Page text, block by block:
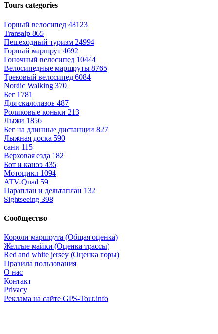
Tours categories
Горный велосипед 48123
Transalp 865
Пешеходный туризм 24994
Горный маршрут 4692
Гоночный велосипед 10444
Велосипедные маршруты 8765
Трековый велосипед 6084
Nordic Walking 370
Бег 1781
Для скалолазов 487
Роликовые коньки 213
Лыжи 1856
Бег на длинные дистанции 827
Лыжная доска 590
сани 115
Верховая езда 182
Бот и каноэ 435
Мотоцикл 1094
ATV-Quad 59
Параплан и дельтаплан 132
Sightseeing 398
Сообщество
Короли маршрута (Общая оценка)
Желтые майки (Оценка трассы)
Red and white jersey (Оценка горы)
Правила пользования
О нас
Контакт
Privacy
Реклама на сайте GPS-Tour.info